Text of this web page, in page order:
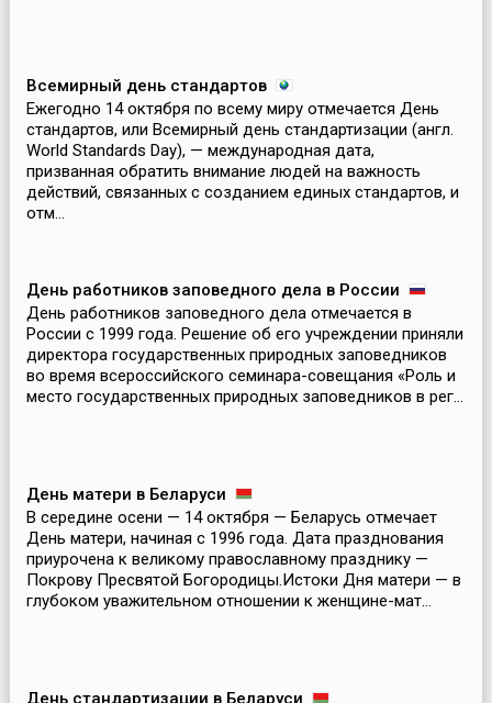
Всемирный день стандартов
Ежегодно 14 октября по всему миру отмечается День
стандартов, или Всемирный день стандартизации (англ.
World Standards Day), — международная дата,
призванная обратить внимание людей на важность
действий, связанных с созданием единых стандартов, и
отм...
День работников заповедного дела в России
День работников заповедного дела отмечается в
России с 1999 года. Решение об его учреждении приняли
директора государственных природных заповедников
во время всероссийского семинара-совещания «Роль и
место государственных природных заповедников в рег...
День матери в Беларуси
В середине осени — 14 октября — Беларусь отмечает
День матери, начиная с 1996 года. Дата празднования
приурочена к великому православному празднику —
Покрову Пресвятой Богородицы.Истоки Дня матери — в
глубоком уважительном отношении к женщине-мат...
День стандартизации в Беларуси